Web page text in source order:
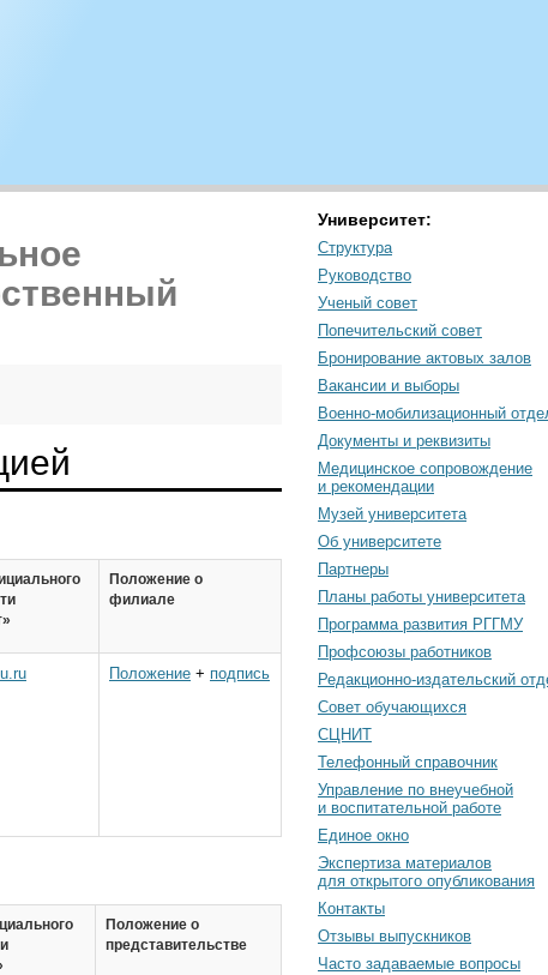
Положение о
филиале
Положение + подпись
Положение о
представительстве
Университет:
Структура
Руководство
Ученый совет
Попечительский совет
Бронирование актовых залов
Вакансии и выборы
Военно-мобилизационный
Документы и реквизиты
Медицинское сопровождение
и рекомендации
Музей университета
Об университете
Партнеры
Планы работы университета
Программа развития РГГМУ
Профсоюзы работников
Редакционно-издательский
Cовет обучающихся
СЦНИТ
Телефонный справочник
Управление по внеучебной
и воспитательной работе
Единое окно
Экспертиза материалов
для открытого опубликования
Контакты
Отзывы выпускников
Часто задаваемые вопросы